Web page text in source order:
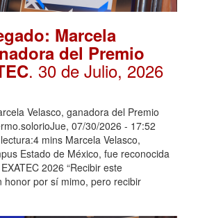
Marcela
del Premio
. 30 de Julio, 2026
Velasco, ganadora del Premio
07/30/2026 - 17:52
mins Marcela Velasco,
Estado de México, fue reconocida
2026 “Recibir este
honor por sí mimo, pero recibir